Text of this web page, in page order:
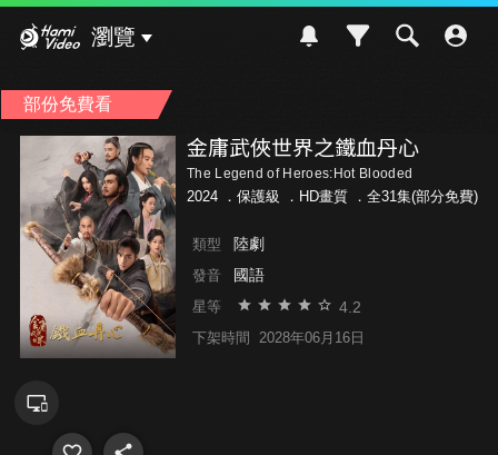
瀏覽
部份免費看
金庸武俠世界之鐵血丹心
The Legend of Heroes:Hot Blooded
2024 ． 保護級 ．HD畫質 ．全31集(部分免費)
類型 陸劇
發音 國語
星等 4.2
下架時間 2028年06月16日